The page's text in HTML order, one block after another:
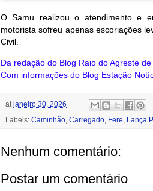
O Samu realizou o atendimento e
motorista sofreu apenas escoriações
Civil.
Da redação do Blog Raio do Agreste
Com informações do Blog Estação
at janeiro 30, 2026
Labels: Caminhão Carregado Fere Lança
Nenhum comentário:
Postar um comentário